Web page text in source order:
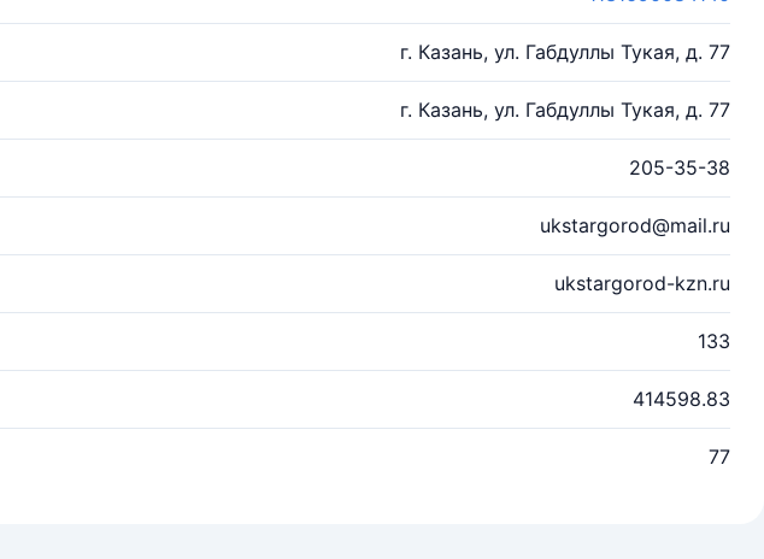
г. Казань, ул. Габдуллы Тукая, д. 77
г. Казань, ул. Габдуллы Тукая, д. 77
205-35-38
ukstargorod@mail.ru
ukstargorod-kzn.ru
133
414598.83
77